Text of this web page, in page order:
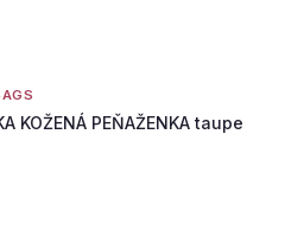
KOŽENÁ PEŇAŽENKA taupe